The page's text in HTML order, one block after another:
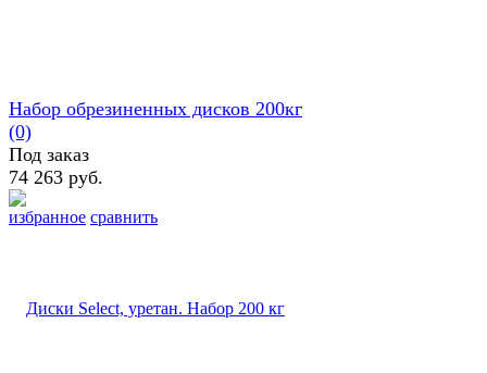
избранное сравнить
Набор обрезиненных дисков 200кг
(0)
Под заказ
74 263 руб.